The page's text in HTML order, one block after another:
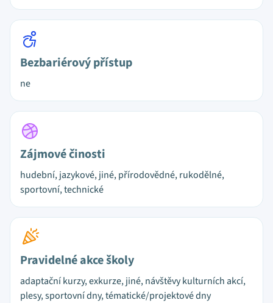
Bezbariérový přístup
ne
Zájmové činosti
hudební, jazykové, jiné, přírodovědné, rukodělné,
sportovní, technické
Pravidelné akce školy
adaptační kurzy, exkurze, jiné, návštěvy kulturních akcí,
plesy, sportovní dny, tématické/projektové dny